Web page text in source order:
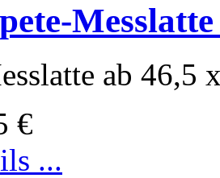
ab 46,5
€
...